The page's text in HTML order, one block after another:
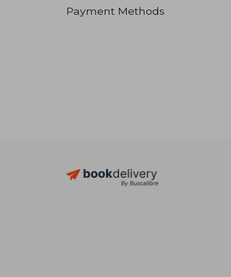
Payment Methods